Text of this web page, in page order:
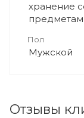
хранение
Пол
Мужской
Отзывы